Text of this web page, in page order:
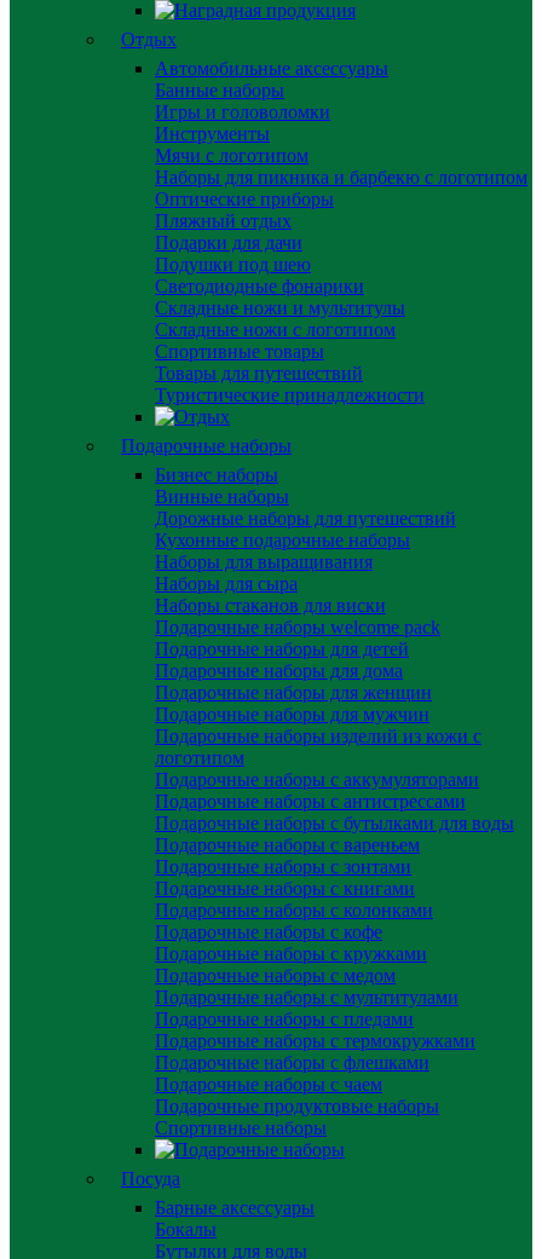
Отдых
Автомобильные аксессуары
Банные наборы
Игры и головоломки
Инструменты
Мячи с логотипом
Наборы для пикника и барбекю с логотипом
Оптические приборы
Пляжный отдых
Подарки для дачи
Подушки под шею
Светодиодные фонарики
Складные ножи и мультитулы
Складные ножи с логотипом
Спортивные товары
Товары для путешествий
Туристические принадлежности
Подарочные наборы
Бизнес наборы
Винные наборы
Дорожные наборы для путешествий
Кухонные подарочные наборы
Наборы для выращивания
Наборы для сыра
Наборы стаканов для виски
Подарочные наборы welcome pack
Подарочные наборы для детей
Подарочные наборы для дома
Подарочные наборы для женщин
Подарочные наборы для мужчин
Подарочные наборы изделий из кожи с
логотипом
Подарочные наборы с аккумуляторами
Подарочные наборы с антистрессами
Подарочные наборы с бутылками для воды
Подарочные наборы с вареньем
Подарочные наборы с зонтами
Подарочные наборы с книгами
Подарочные наборы с колонками
Подарочные наборы с кофе
Подарочные наборы с кружками
Подарочные наборы с медом
Подарочные наборы с мультитулами
Подарочные наборы с пледами
Подарочные наборы с термокружками
Подарочные наборы с флешками
Подарочные наборы с чаем
Подарочные продуктовые наборы
Спортивные наборы
Посуда
Барные аксессуары
Бокалы
Бутылки для воды